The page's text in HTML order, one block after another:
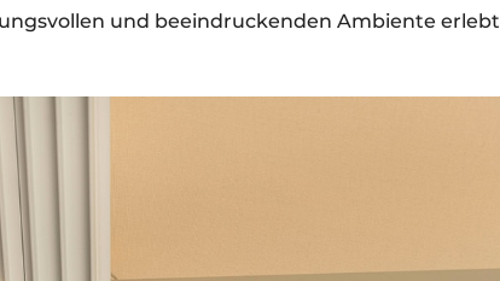
und beeindruckenden Ambiente erlebt